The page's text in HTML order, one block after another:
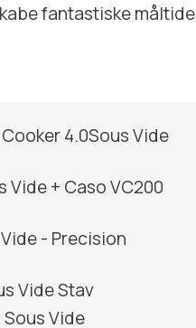
fantastiske
4.0Sous Vide
Vide + Caso VC200
- Precision
Vide Stav
Sous Vide